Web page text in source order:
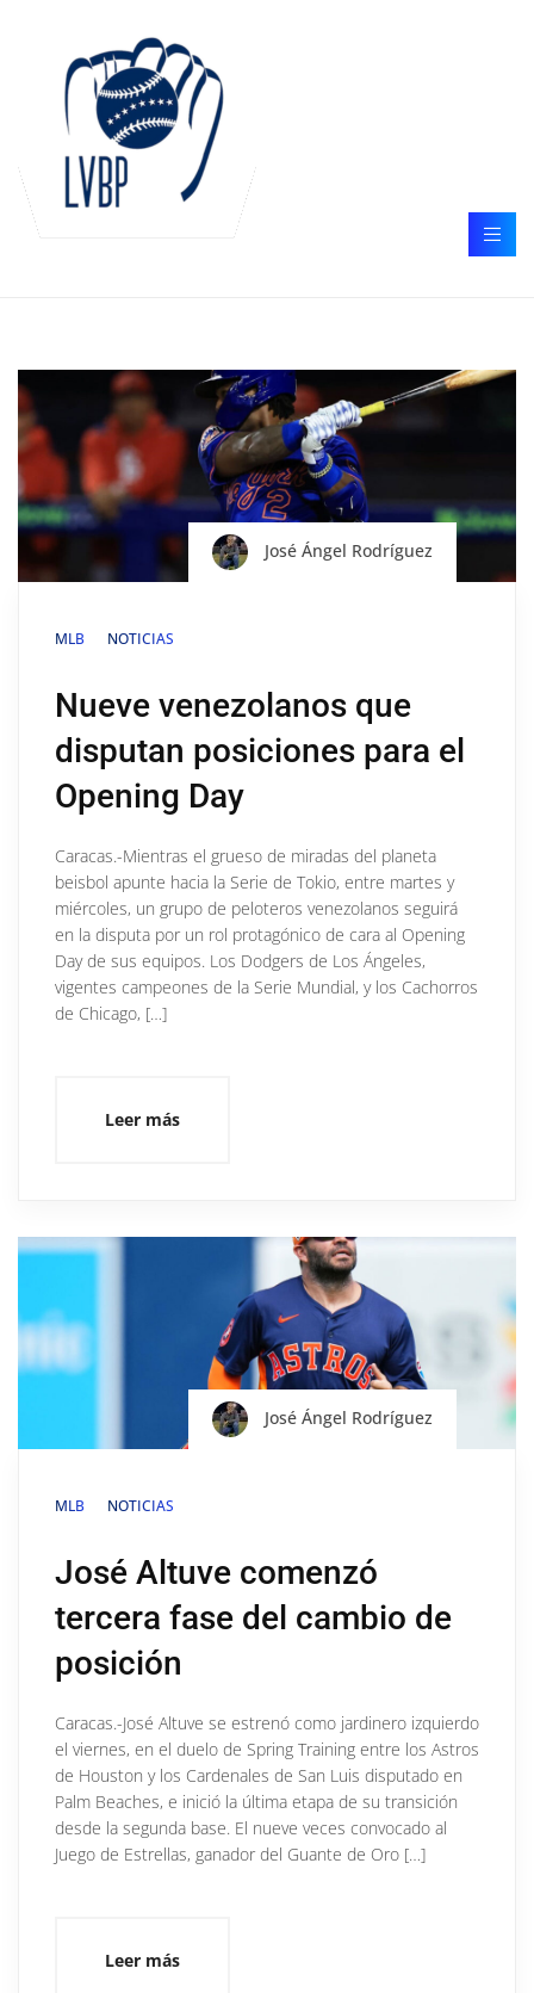
José Ángel Rodríguez
MLB NOTICIAS
Nueve venezolanos que
disputan posiciones para el
Opening Day
Caracas.-Mientras el grueso de miradas del planeta
beisbol apunte hacia la Serie de Tokio, entre martes y
miércoles, un grupo de peloteros venezolanos seguirá
en la disputa por un rol protagónico de cara al Opening
Day de sus equipos. Los Dodgers de Los Ángeles,
vigentes campeones de la Serie Mundial, y los Cachorros
de Chicago, […]
Leer más
José Ángel Rodríguez
MLB NOTICIAS
José Altuve comenzó
tercera fase del cambio de
posición
Caracas.-José Altuve se estrenó como jardinero izquierdo
el viernes, en el duelo de Spring Training entre los Astros
de Houston y los Cardenales de San Luis disputado en
Palm Beaches, e inició la última etapa de su transición
desde la segunda base. El nueve veces convocado al
Juego de Estrellas, ganador del Guante de Oro […]
Leer más